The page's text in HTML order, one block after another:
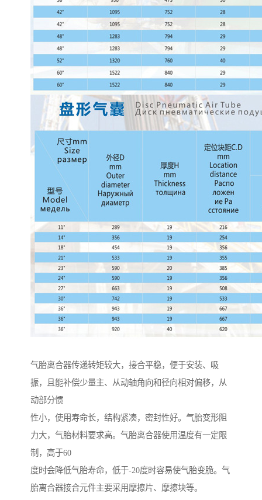
气胎离合器传递转矩较大，接合平稳，便于安装、吸
振，且能补偿少量主、从动轴角向和径向相对偏移，从
动部分惯
性小，使用寿命长，结构紧凑，密封性好。气胎变形阻
力大，气胎材料要求高。气胎离合器使用温度有一定限
制，高于60
度时会降低气胎寿命，低于-20度时容易使气胎变脆。气
胎离合器接合元件主要采用摩擦片、摩擦块等。